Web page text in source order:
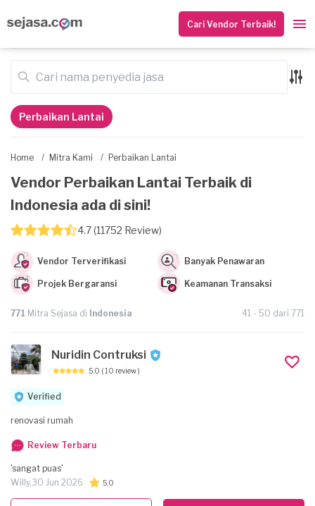
Cari Vendor Terbaik!
Home / Mitra Kami / Perbaikan Lantai
Vendor Perbaikan Lantai Terbaik di
Indonesia ada di sini!
4.7 (11752 Review)
Vendor Terverifikasi Banyak Penawaran
Projek Bergaransi Keamanan Transaksi
771 Mitra Sejasa di Indonesia 41 - 50 dari 771
Perbaikan Lantai
Nuridin Contruksi
5.0 ( 10 review )
Verified
renovasi rumah
Review Terbaru
'sangat puas'
Willy,30 Jun 2026 5,0